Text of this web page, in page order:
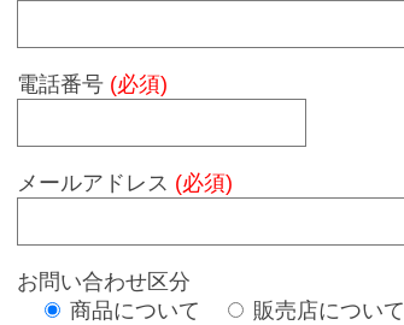
電話番号 (必須)
メールアドレス (必須)
お問い合わせ区分
商品について
販売店について